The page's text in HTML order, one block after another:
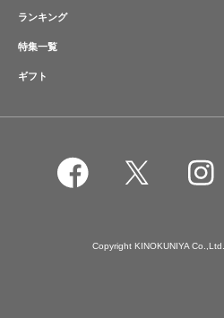
ランキング
特集一覧
ギフト
Copyright KINOKUNIYA